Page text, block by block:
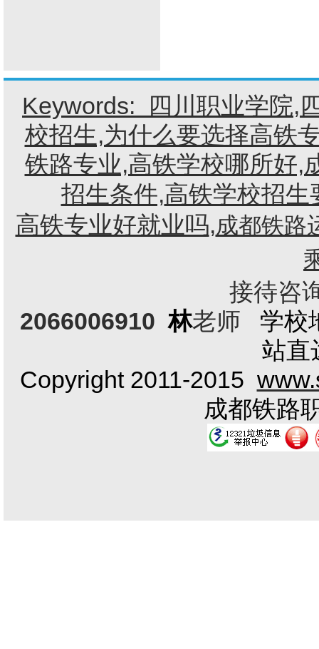
Keywords: 四川职业学院,
校招生,为什么要选择高铁
铁路专业,高铁学校哪所好,
招生条件,高铁学校招生
高铁专业好就业吗,成都铁路
接待咨询电
2066006910林老师 学校
站直
Copyright 2011-2015
成都铁路